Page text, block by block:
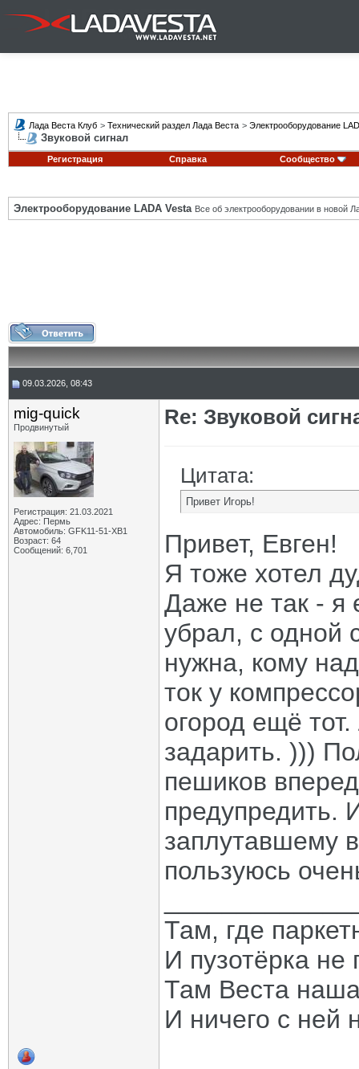
Лада Веста Клуб > Технический раздел Лада Веста > Электрооборудование
Звуковой сигнал
Регистрация Справка Сообщество
Электрооборудование LADA Vesta Все об электрооборудовании в новой
09.03.2026, 08:43
mig-quick
Продвинутый
Регистрация: 21.03.2021
Адрес: Пермь
Автомобиль: GFK11-51-ХВ1
Возраст: 64
Сообщений: 6,701
Re: Звуковой
Цитата:
Привет Игорь!
Привет, Евген!
Я тоже хотел
Даже не так - я
убрал, с одной
нужна, кому
ток у
огород ещё
задарить. )))
пешиков
предупредить.
заплутавшему
пользуюсь
Там, где
И пузотёрка не
Там Веста
И ничего с ней